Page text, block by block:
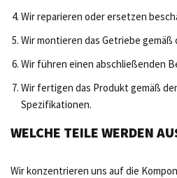
Wir reparieren oder ersetzen
Wir montieren das Getriebe
Wir führen einen abschließenden
Wir fertigen das Produkt gemäß
Spezifikationen.
WELCHE TEILE WERDEN
Wir konzentrieren uns auf die